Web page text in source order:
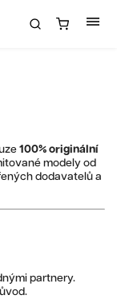
100% originální
modely od
dodavatelů a
partnery.